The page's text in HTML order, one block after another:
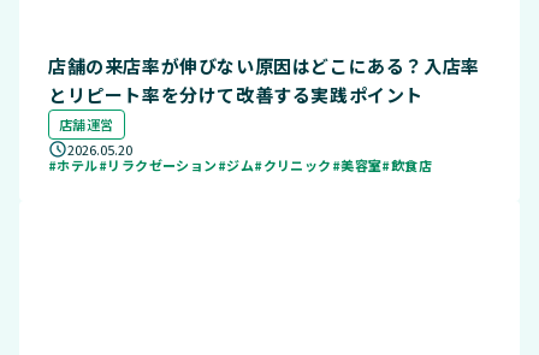
店舗の来店率が伸びない原因はどこにある？入店率
とリピート率を分けて改善する実践ポイント
店舗運営
2026.05.20
#ホテル#リラクゼーション#ジム#クリニック#美容室#飲食店